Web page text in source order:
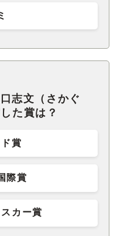
志文（さかぐ
た賞は？
賞
際賞
カー賞